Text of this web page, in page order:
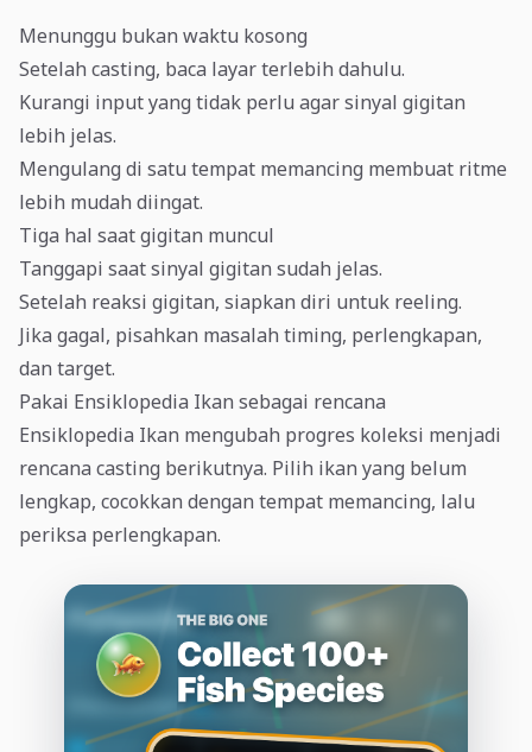
Menunggu bukan waktu kosong
Setelah casting, baca layar terlebih dahulu.
Kurangi input yang tidak perlu agar sinyal gigitan
lebih jelas.
Mengulang di satu tempat memancing membuat ritme
lebih mudah diingat.
Tiga hal saat gigitan muncul
Tanggapi saat sinyal gigitan sudah jelas.
Setelah reaksi gigitan, siapkan diri untuk reeling.
Jika gagal, pisahkan masalah timing, perlengkapan,
dan target.
Pakai Ensiklopedia Ikan sebagai rencana
Ensiklopedia Ikan mengubah progres koleksi menjadi
rencana casting berikutnya. Pilih ikan yang belum
lengkap, cocokkan dengan tempat memancing, lalu
periksa perlengkapan.